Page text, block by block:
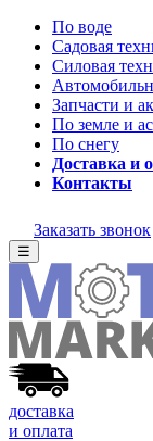
По воде
Садовая
Силовая
Запчасти и
По земле и
По снегу
Доставка и
Контакты
Заказать звонок
☰
доставка
и оплата